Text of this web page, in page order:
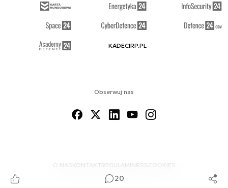
20
Obserwuj nas
O NAS KONTAKTREGULAMINRSS COOKIES
KADECIRP.PL